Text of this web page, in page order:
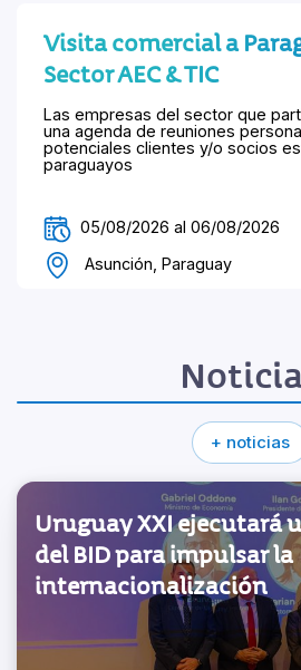
Visita comercial a
Sector AEC & TIC
Las empresas del sector que
una agenda de reuniones
potenciales clientes y/o socios
paraguayos
05/08/2026 al 06/08/2026
Asunción, Paraguay
+ noticias
Uruguay XXI ejecutará
del BID para impulsar la
internacionalización